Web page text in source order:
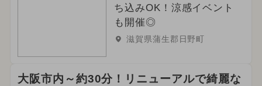
ち込みOK！涼感イベント
も開催◎
滋賀県蒲生郡日野町
大阪市内～約30分！リニューアルで綺麗な